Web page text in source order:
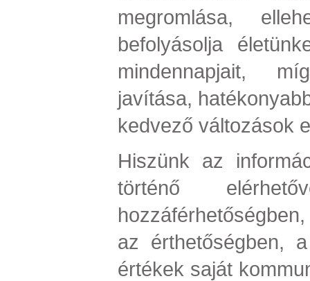
megromlása,
befolyásolja
mindennapjait,
javítása,
kedvező változások
Hiszünk az
történő
az érthetőségben,
értékek saját